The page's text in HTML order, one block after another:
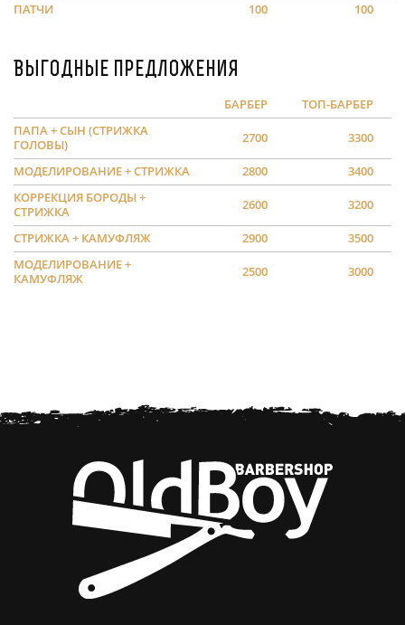
ПАТЧИ
100 100
Выгодные предложения
БАРБЕР
ТОП-БАРБЕР
ПАПА + СЫН (СТРИЖКА
ГОЛОВЫ)
2700 3300
МОДЕЛИРОВАНИЕ + СТРИЖКА 2800
3400
КОРРЕКЦИЯ БОРОДЫ +
СТРИЖКА
2600 3200
СТРИЖКА + КАМУФЛЯЖ 2900
3500
МОДЕЛИРОВАНИЕ +
КАМУФЛЯЖ
2500 3000